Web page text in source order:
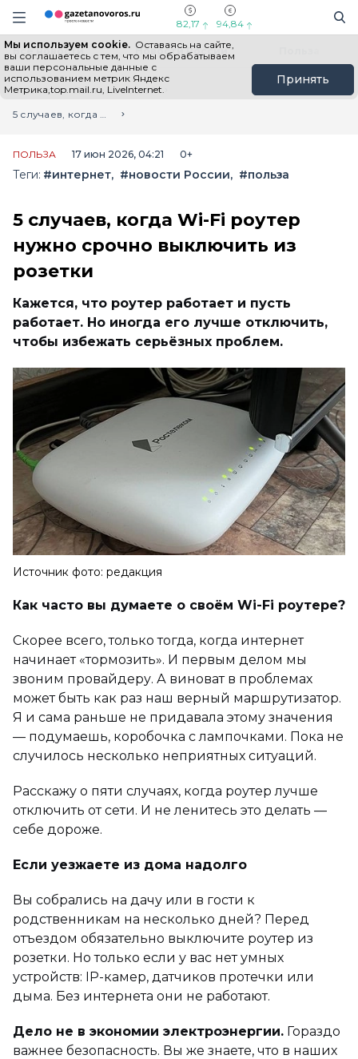
Информационный портал "ГазетаНоворос.ру"
Навигация сайта
82,17 94,84
Мы используем cookie. Оставаясь на сайте,
вы соглашаетесь с тем, что мы обрабатываем
ваши персональные данные с
использованием метрик Яндекс
Метрика,top.mail.ru, LiveInternet.
Принять
Все новости Новости России
Главная
Лента новостей
5 случаев, когда Wi-Fi роутер нужно срочно выключить из розетки
ПОЛЬЗА 17 июн 2026, 04:21 0+
Теги: #интернет #новости России #польза
5 случаев, когда Wi-Fi роутер
нужно срочно выключить из
розетки
Кажется, что роутер работает и пусть
работает. Но иногда его лучше отключить,
чтобы избежать серьёзных проблем.
Источник фото: редакция
Как часто вы думаете о своём Wi-Fi роутере?
Скорее всего, только тогда, когда интернет
начинает «тормозить». И первым делом мы
звоним провайдеру. А виноват в проблемах
может быть как раз наш верный маршрутизатор.
Я и сама раньше не придавала этому значения
— подумаешь, коробочка с лампочками. Пока не
случилось несколько неприятных ситуаций.
Расскажу о пяти случаях, когда роутер лучше
отключить от сети. И не ленитесь это делать —
себе дороже.
Если уезжаете из дома надолго
Вы собрались на дачу или в гости к
родственникам на несколько дней? Перед
отъездом обязательно выключите роутер из
розетки. Но только если у вас нет умных
устройств: IP-камер, датчиков протечки или
дыма. Без интернета они не работают.
Дело не в экономии электроэнергии. Гораздо
важнее безопасность. Вы же знаете, что в наших